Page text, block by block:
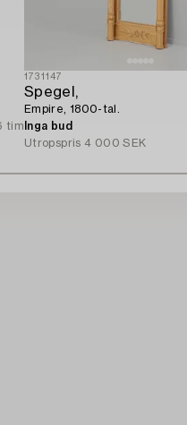
tim
1731147
Spegel,
Empire, 1800-tal.
Inga bud
Utropspris 4 000 SEK